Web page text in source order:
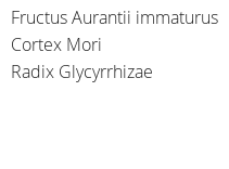
Fructus Aurantii immaturus
Cortex Mori
Radix Glycyrrhizae